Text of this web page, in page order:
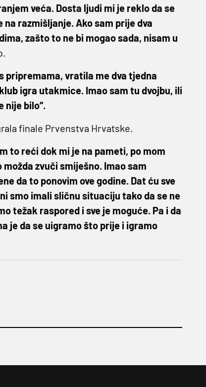
veća. Dosta ljudi mi je reklo da se
razmišljanje. Ako sam prije dva
zašto to ne bi mogao sada, nisam u
pripremama, vratila me dva tjedna
igra utakmice. Imao sam tu dvojbu, ili
nije bilo“.
finale Prvenstva Hrvatske.
to reći dok mi je na pameti, po mom
zvuči smiješno. Imao sam
da to ponovim ove godine. Dat ću sve
smo imali sličnu situaciju tako da se ne
težak raspored i sve je moguće. Pa i da
je da se uigramo što prije i igramo